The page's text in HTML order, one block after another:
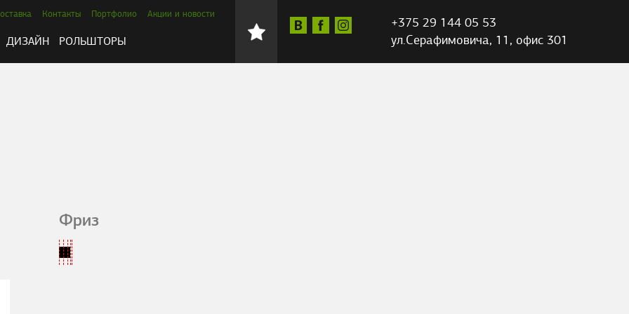
+375 29 144 05 53
ул.Серафимовича, 11, офис 301
Контакты Портфолио Акции и новости
ДИЗАЙН РОЛЬШТОРЫ
Фриз